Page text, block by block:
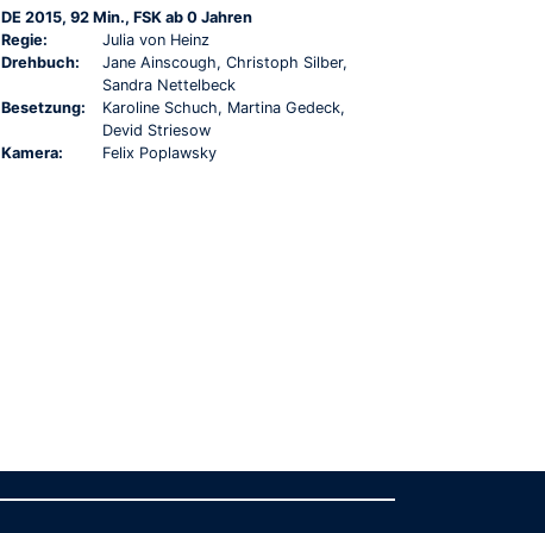
DE 2015, 92 Min., FSK ab 0 Jahren
Regie:
Julia von Heinz
Drehbuch:
Jane Ainscough, Christoph Silber,
Sandra Nettelbeck
Besetzung:
Karoline Schuch, Martina Gedeck,
Devid Striesow
Kamera:
Felix Poplawsky